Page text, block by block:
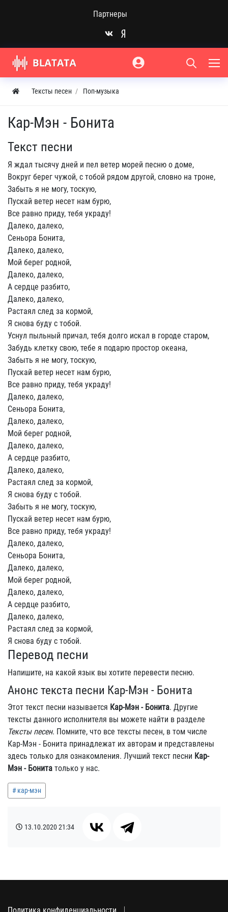
Партнеры
Тексты песен Поп-музыка
Кар-Мэн - Бонита
Текст песни
Я ждал тысячу дней и пел ветер морей песню о доме,
Вокруг берег чужой, с тобой рядом другой, словно на троне,
Забыть я не могу, тоскую,
Пускай ветер несет нам бурю,
Все равно приду, тебя украду!
Далеко, далеко,
Сеньора Бонита,
Далеко, далеко,
Мой берег родной,
Далеко, далеко,
А сердце разбито,
Далеко, далеко,
Растаял след за кормой,
Я снова буду с тобой.
Уснул пыльный причал, тебя долго искал в городе старом,
Забудь клетку свою, тебе я подарю простор океана,
Забыть я не могу, тоскую,
Пускай ветер несет нам бурю,
Все равно приду, тебя украду!
Далеко, далеко,
Сеньора Бонита,
Далеко, далеко,
Мой берег родной,
Далеко, далеко,
А сердце разбито,
Далеко, далеко,
Растаял след за кормой,
Я снова буду с тобой.
Забыть я не могу, тоскую,
Пускай ветер несет нам бурю,
Все равно приду, тебя украду!
Далеко, далеко,
Сеньора Бонита,
Далеко, далеко,
Мой берег родной,
Далеко, далеко,
А сердце разбито,
Далеко, далеко,
Растаял след за кормой,
Я снова буду с тобой.
Перевод песни
Напишите, на какой язык вы хотите перевести песню.
Анонс текста песни Кар-Мэн - Бонита
Этот текст песни называется Кар-Мэн - Бонита. Другие
тексты данного исполнителя вы можете найти в разделе
Тексты песен. Помните, что все тексты песен, в том числе
Кар-Мэн - Бонита принадлежат их авторам и представлены
здесь только для ознакомления. Лучший текст песни Кар-
Мэн - Бонита только у нас.
кар-мэн
13.10.202021:34